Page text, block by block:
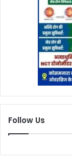
Follow Us